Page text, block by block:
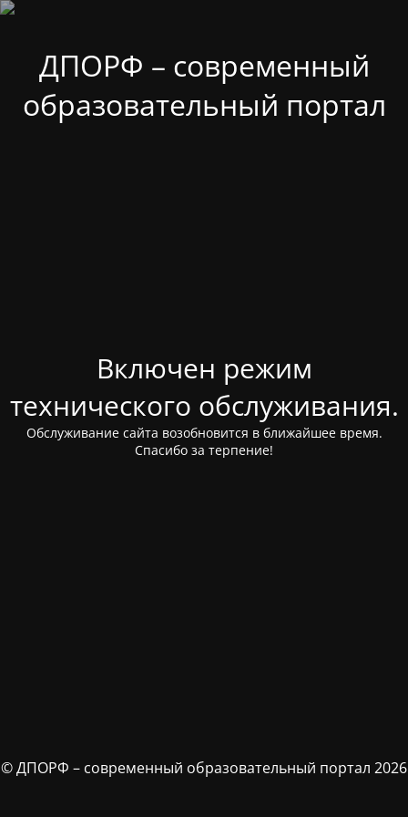
ДПОРФ – современный
образовательный портал
Включен режим
технического обслуживания.
Обслуживание сайта возобновится в ближайшее время.
Спасибо за терпение!
© ДПОРФ – современный образовательный портал 2026